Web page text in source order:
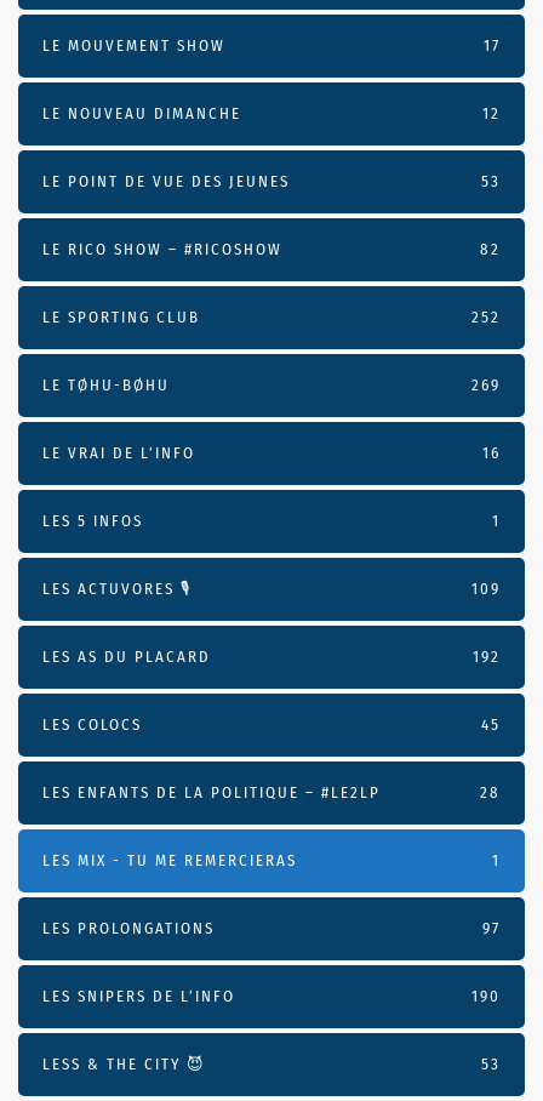
LE MOUVEMENT SHOW 17
LE NOUVEAU DIMANCHE 12
LE POINT DE VUE DES JEUNES 53
LE RICO SHOW – #RICOSHOW 82
LE SPORTING CLUB 252
LE TØHU-BØHU 269
LE VRAI DE L’INFO 16
LES 5 INFOS 1
LES ACTUVORES 🎙 109
LES AS DU PLACARD 192
LES COLOCS 45
LES ENFANTS DE LA POLITIQUE – #LE2LP 28
LES MIX - TU ME REMERCIERAS 1
LES PROLONGATIONS 97
LES SNIPERS DE L’INFO 190
LESS & THE CITY 😈 53